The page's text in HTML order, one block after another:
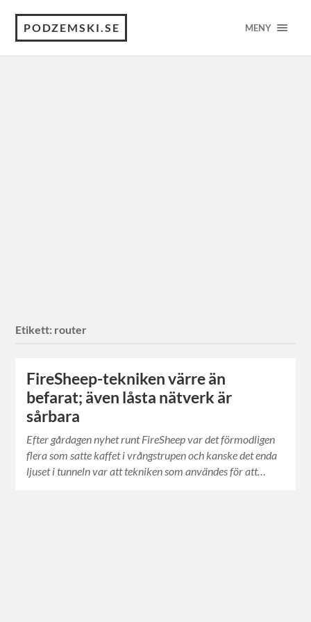
PODZEMSKI.SE MENY
Etikett: router
FireSheep-tekniken värre än
befarat; även låsta nätverk är
sårbara
Efter gårdagen nyhet runt FireSheep var det förmodligen
flera som satte kaffet i vrångstrupen och kanske det enda
ljuset i tunneln var att tekniken som användes för att…